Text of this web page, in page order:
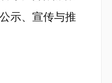
示、宣传与推